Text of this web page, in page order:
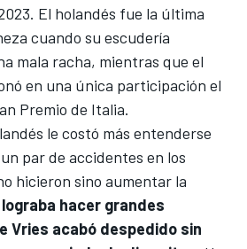
El holandés fue la última
cuando su escudería
mala racha, mientras que el
en una única participación el
Premio de Italia.
le costó más entenderse
par de accidentes en los
hicieron sino aumentar la
lograba hacer grandes
Vries acabó despedido sin